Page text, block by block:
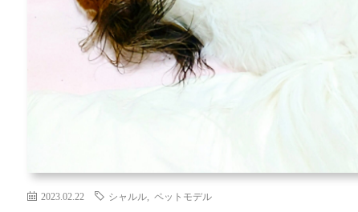
2023.02.22 シャルル, ペットモデル